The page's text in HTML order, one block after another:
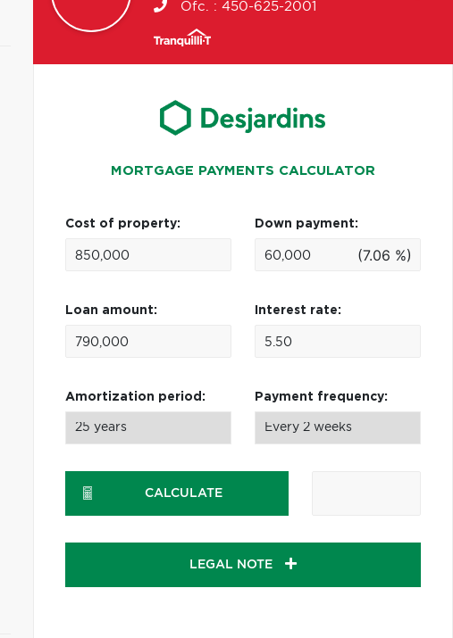
Ofc. : 450-625-2001
MORTGAGE PAYMENTS CALCULATOR
Cost of property: Down payment:
(7.06 %)
Loan amount: Interest rate:
Amortization period: Payment frequency:
CALCULATE
LEGAL NOTE